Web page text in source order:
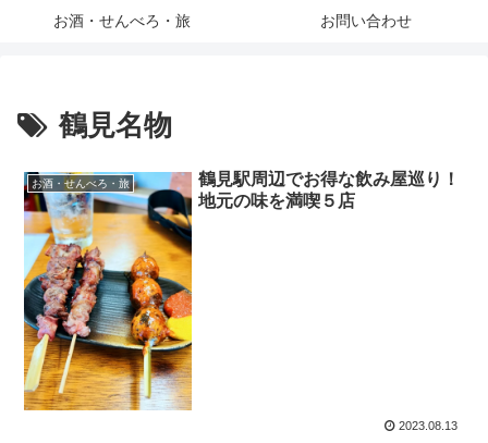
お酒・せんべろ・旅 お問い合わせ
鶴見名物
お酒・せんべろ・旅
鶴見駅周辺でお得な飲み屋巡り！
地元の味を満喫５店
2023.08.13